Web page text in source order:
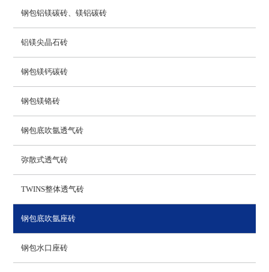
钢包铝镁碳砖、镁铝碳砖
铝镁尖晶石砖
钢包镁钙碳砖
钢包镁铬砖
钢包底吹氩透气砖
弥散式透气砖
TWINS整体透气砖
钢包底吹氩座砖
钢包水口座砖